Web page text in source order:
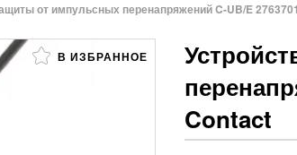
от импульсных перенапряжений C-UB/E
В ИЗБРАННОЕ
Contact